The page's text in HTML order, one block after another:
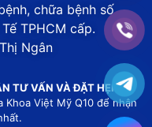
chữa bệnh số
TPHCM cấp.
Ngân
TƯ VẤN VÀ ĐẶT HẸN
Khoa Việt Mỹ Q10 để nhận